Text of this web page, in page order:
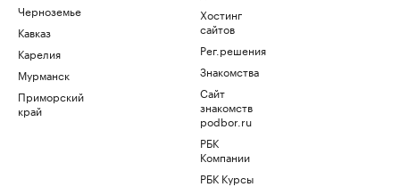
Черноземье
Кавказ
Карелия
Мурманск
Приморский
край
Хостинг
сайтов
Рег.решения
Знакомства
Сайт
знакомств
podbor.ru
РБК
Компании
РБК Курсы